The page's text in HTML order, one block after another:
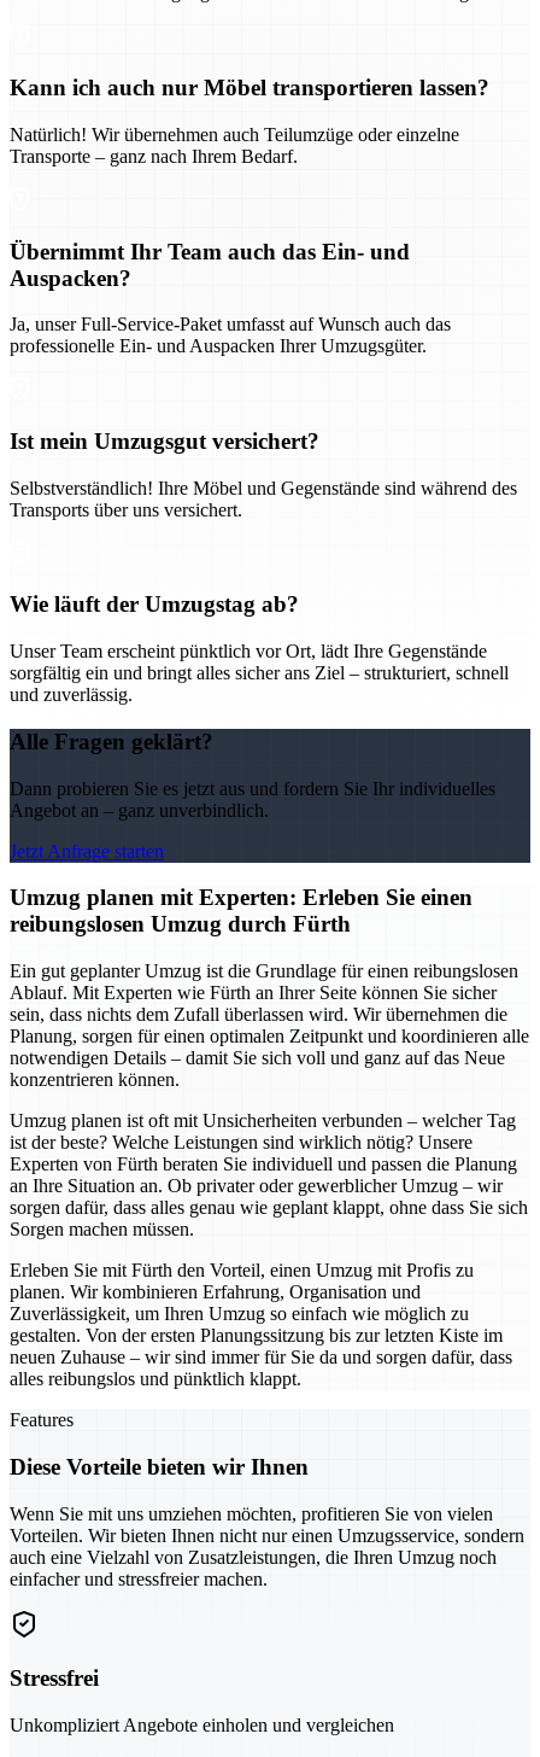
Kann ich auch nur Möbel transportieren lassen?
Natürlich! Wir übernehmen auch Teilumzüge oder einzelne
Transporte – ganz nach Ihrem Bedarf.
Übernimmt Ihr Team auch das Ein- und
Auspacken?
Ja, unser Full-Service-Paket umfasst auf Wunsch auch das
professionelle Ein- und Auspacken Ihrer Umzugsgüter.
Ist mein Umzugsgut versichert?
Selbstverständlich! Ihre Möbel und Gegenstände sind während des
Transports über uns versichert.
Wie läuft der Umzugstag ab?
Unser Team erscheint pünktlich vor Ort, lädt Ihre Gegenstände
sorgfältig ein und bringt alles sicher ans Ziel – strukturiert, schnell
und zuverlässig.
Alle Fragen geklärt?
Dann probieren Sie es jetzt aus und fordern Sie Ihr individuelles
Angebot an – ganz unverbindlich.
Jetzt Anfrage starten
Umzug planen mit Experten: Erleben Sie einen
reibungslosen Umzug durch Fürth
Ein gut geplanter Umzug ist die Grundlage für einen reibungslosen
Ablauf. Mit Experten wie Fürth an Ihrer Seite können Sie sicher
sein, dass nichts dem Zufall überlassen wird. Wir übernehmen die
Planung, sorgen für einen optimalen Zeitpunkt und koordinieren alle
notwendigen Details – damit Sie sich voll und ganz auf das Neue
konzentrieren können.
Umzug planen ist oft mit Unsicherheiten verbunden – welcher Tag
ist der beste? Welche Leistungen sind wirklich nötig? Unsere
Experten von Fürth beraten Sie individuell und passen die Planung
an Ihre Situation an. Ob privater oder gewerblicher Umzug – wir
sorgen dafür, dass alles genau wie geplant klappt, ohne dass Sie sich
Sorgen machen müssen.
Erleben Sie mit Fürth den Vorteil, einen Umzug mit Profis zu
planen. Wir kombinieren Erfahrung, Organisation und
Zuverlässigkeit, um Ihren Umzug so einfach wie möglich zu
gestalten. Von der ersten Planungssitzung bis zur letzten Kiste im
neuen Zuhause – wir sind immer für Sie da und sorgen dafür, dass
alles reibungslos und pünktlich klappt.
Features
Diese Vorteile bieten wir Ihnen
Wenn Sie mit uns umziehen möchten, profitieren Sie von vielen
Vorteilen. Wir bieten Ihnen nicht nur einen Umzugsservice, sondern
auch eine Vielzahl von Zusatzleistungen, die Ihren Umzug noch
einfacher und stressfreier machen.
Stressfrei
Unkompliziert Angebote einholen und vergleichen